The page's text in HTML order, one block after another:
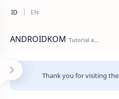
ANDROIDKOM
Thank you for visiting